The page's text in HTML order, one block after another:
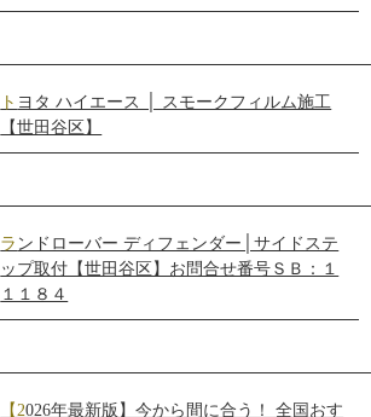
トヨタ ハイエース │ スモークフィルム施工
【世田谷区】
ランドローバー ディフェンダー│サイドステ
ップ取付【世田谷区】お問合せ番号ＳＢ：１
１１８４
【2026年最新版】今から間に合う！ 全国おす